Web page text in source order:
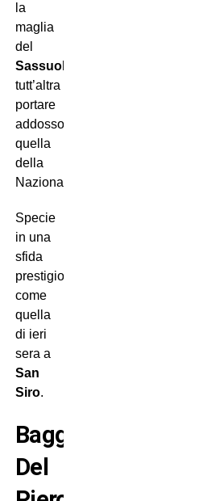
la
maglia
del
Sassuolo
tutt’altra
portare
addosso
quella
della
Nazionale.
Specie
in una
sfida
prestigiosa
come
quella
di ieri
sera a
San
Siro.
Baggio,
Del